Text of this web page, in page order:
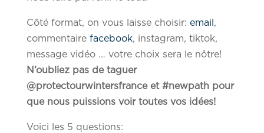
Côté format, on vous laisse choisir: email,
commentaire facebook, instagram, tiktok,
message vidéo … votre choix sera le nôtre!
N’oubliez pas de taguer
@protectourwintersfrance et #newpath pour
que nous puissions voir toutes vos idées!
Voici les 5 questions: